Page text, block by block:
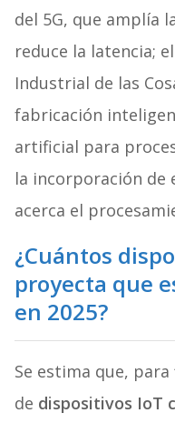
del 5G, que amplía
reduce la latencia;
Industrial de las
fabricación
artificial para
la incorporación de
acerca el
¿Cuántos
proyecta que
en 2025?
Se estima que, para
de dispositivos IoT